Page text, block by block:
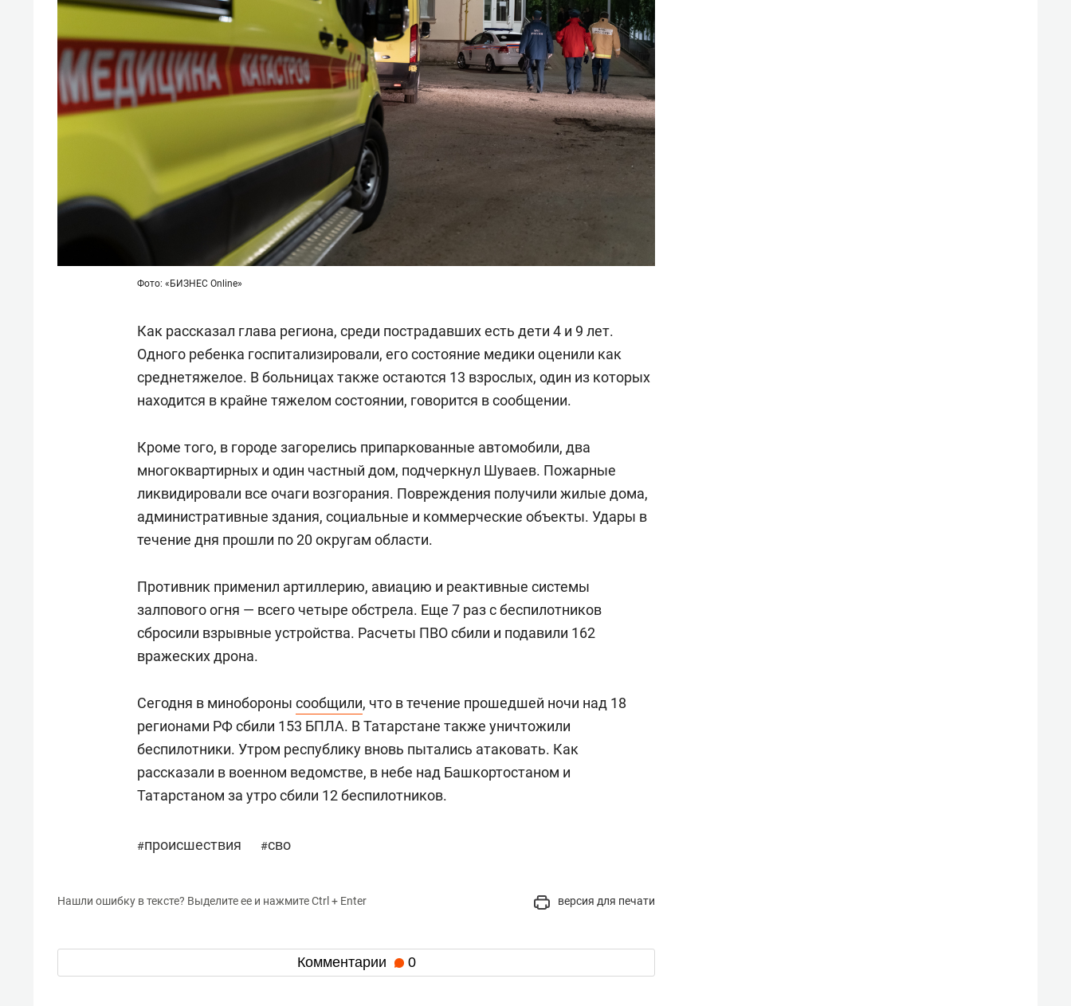
Фото: «БИЗНЕС Online»
Как рассказал глава региона, среди пострадавших есть дети 4 и 9 лет.
Одного ребенка госпитализировали, его состояние медики оценили как
среднетяжелое. В больницах также остаются 13 взрослых, один из которых
находится в крайне тяжелом состоянии, говорится в сообщении.
Кроме того, в городе загорелись припаркованные автомобили, два
многоквартирных и один частный дом, подчеркнул Шуваев. Пожарные
ликвидировали все очаги возгорания. Повреждения получили жилые дома,
административные здания, социальные и коммерческие объекты. Удары в
течение дня прошли по 20 округам области.
Противник применил артиллерию, авиацию и реактивные системы
залпового огня — всего четыре обстрела. Еще 7 раз с беспилотников
сбросили взрывные устройства. Расчеты ПВО сбили и подавили 162
вражеских дрона.
Сегодня в минобороны сообщили, что в течение прошедшей ночи над 18
регионами РФ сбили 153 БПЛА. В Татарстане также уничтожили
беспилотники. Утром республику вновь пытались атаковать. Как
рассказали в военном ведомстве, в небе над Башкортостаном и
Татарстаном за утро сбили 12 беспилотников.
#происшествия #сво
Нашли ошибку в тексте? Выделите ее и нажмите Ctrl + Enter версия для печати
Комментарии 0